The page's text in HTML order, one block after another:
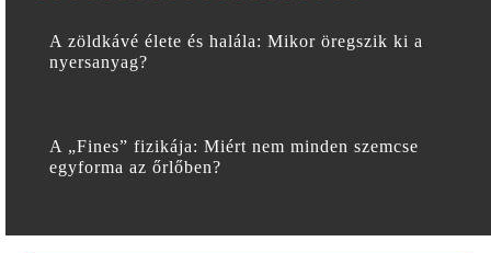
A zöldkávé élete és halála: Mikor öregszik ki a
nyersanyag?
A „Fines” fizikája: Miért nem minden szemcse
egyforma az őrlőben?